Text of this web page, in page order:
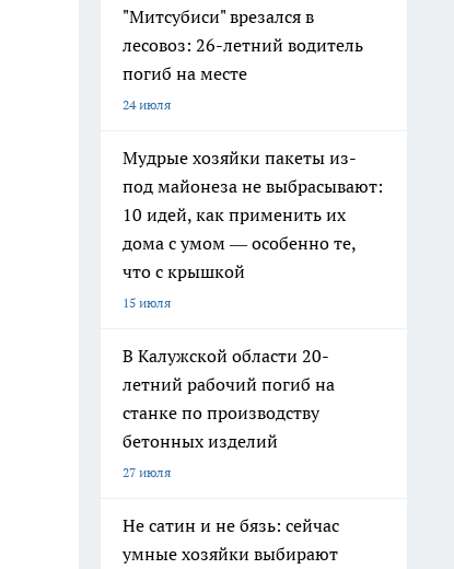
"Митсубиси" врезался в
лесовоз: 26-летний водитель
погиб на месте
24 июля
Мудрые хозяйки пакеты из-
под майонеза не выбрасывают:
10 идей, как применить их
дома с умом — особенно те,
что с крышкой
15 июля
В Калужской области 20-
летний рабочий погиб на
станке по производству
бетонных изделий
27 июля
Не сатин и не бязь: сейчас
умные хозяйки выбирают